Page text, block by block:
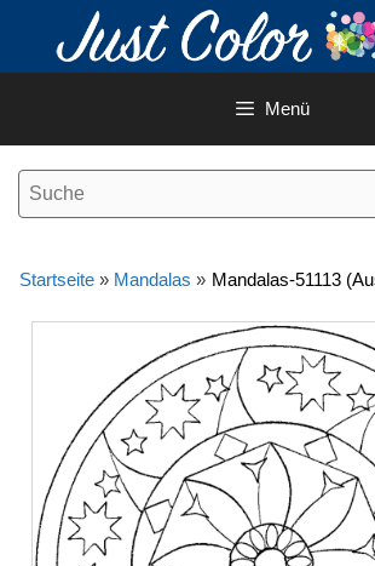
Inhalt
Menü
Startseite » Mandalas » Mandalas-51113